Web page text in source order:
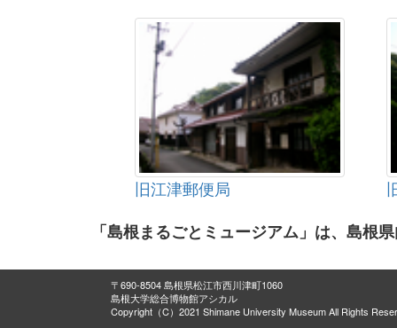
旧江津郵便局
「島根まるごとミュージアム」は、島根
〒690-8504 島根県松江市西川津町1060
島根大学総合博物館アシカル
Copyright（C）2021 Shimane University Museum All Rights